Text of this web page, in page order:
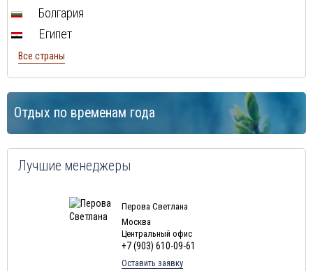
Болгария
Египет
Все страны
Отдых по временам года
Лучшие менеджеры
Перова Светлана
Москва
Центральный офис
+7 (903) 610-09-61
Оставить заявку